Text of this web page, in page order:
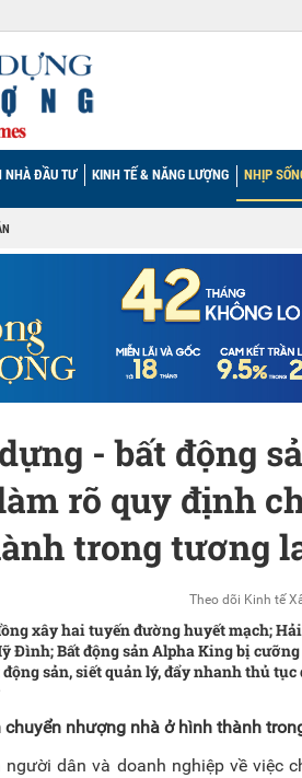
NHÀ ĐẦU TƯ KINH TẾ & NĂNG LƯỢNG NHỊP
- bất động
rõ quy định
trong tương
Theo dõi Kinh tế
xây hai tuyến đường huyết mạch;
Đình; Bất động sản Alpha King bị
sản, siết quản lý, đẩy nhanh thủ
nhượng nhà ở hình thành
dân và doanh nghiệp về việc